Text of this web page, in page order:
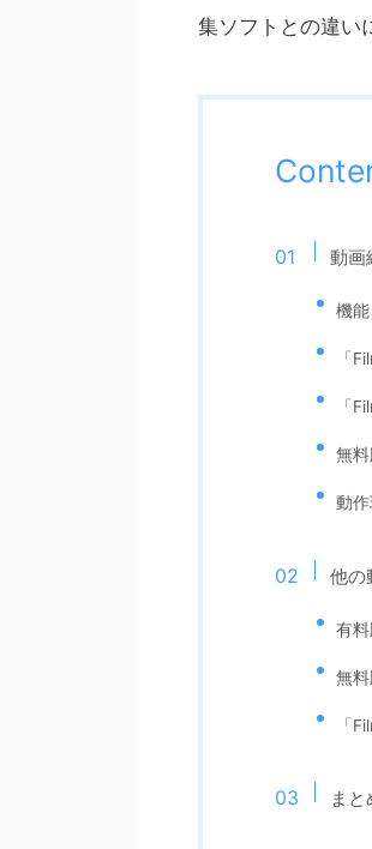
集ソフトとの違い
動画
機
「
「
無
動
他の
有
無
「
まと